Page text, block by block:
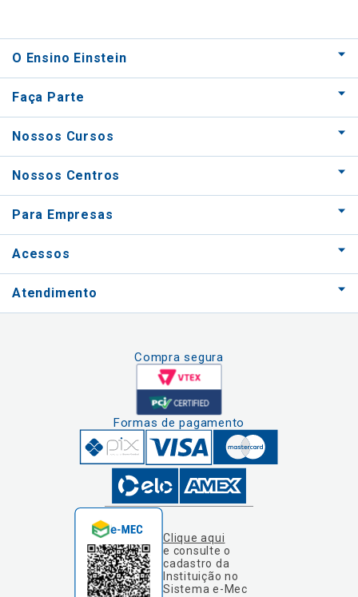
O Ensino Einstein
Faça Parte
Nossos Cursos
Nossos Centros
Para Empresas
Acessos
Atendimento
Compra segura
Formas de pagamento
Clique aqui
e consulte o
cadastro da
Instituição no
Sistema e-Mec